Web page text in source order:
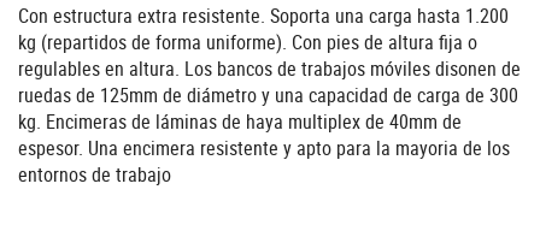
Con estructura extra resistente. Soporta una carga hasta 1.200
kg (repartidos de forma uniforme). Con pies de altura fija o
regulables en altura. Los bancos de trabajos móviles disonen de
ruedas de 125mm de diámetro y una capacidad de carga de 300
kg. Encimeras de láminas de haya multiplex de 40mm de
espesor. Una encimera resistente y apto para la mayoria de los
entornos de trabajo